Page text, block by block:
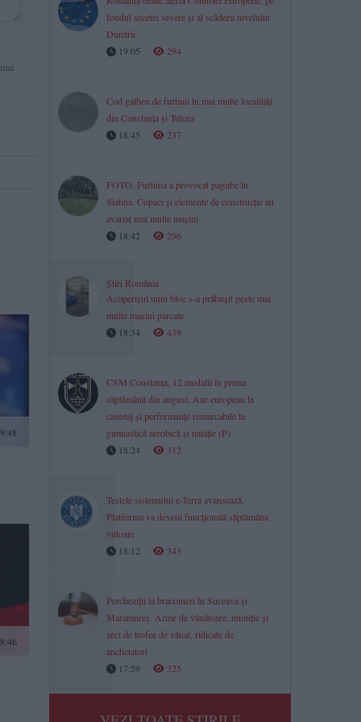
fondul secetei severe și al scăderii nivelului
Dunării
19:05
294
Cod galben de furtuni în mai multe localități
din Constanța și Tulcea
18:45
237
FOTO. Furtuna a provocat pagube în
Slatina. Copaci și elemente de construcție au
avariat mai multe mașini
18:42
296
Știri România
Acoperișul unui bloc s-a prăbușit peste mai
multe mașini parcate
18:34
439
CSM Constanța, 12 medalii în prima
săptămână din august. Aur european la
canotaj și performanțe remarcabile la
gimnastică aerobică și natație (P)
18:24
312
Testele sistemului e-Terra avansează.
Platforma va deveni funcțională săptămâna
viitoare
18:12
343
Percheziții la braconieri în Suceava și
Maramureș. Arme de vânătoare, muniție și
zeci de trofee de vânat, ridicate de
anchetatori
17:59
325